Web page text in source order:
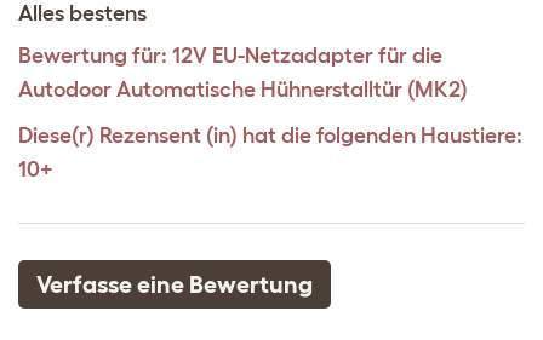
Alles bestens
Bewertung für: 12V EU-Netzadapter für die
Autodoor Automatische Hühnerstalltür (MK2)
Diese(r) Rezensent (in) hat die folgenden Haustiere:
10+
Verfasse eine Bewertung